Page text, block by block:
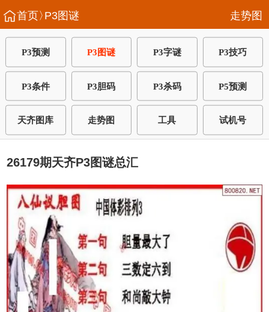
首页〉P3图谜 走势图
P3预测 P3图谜 P3字谜 P3技巧
P3条件 P3胆码 P3杀码 P5预测
天齐图库 走势图 工具 试机号
26179期天齐P3图谜总汇